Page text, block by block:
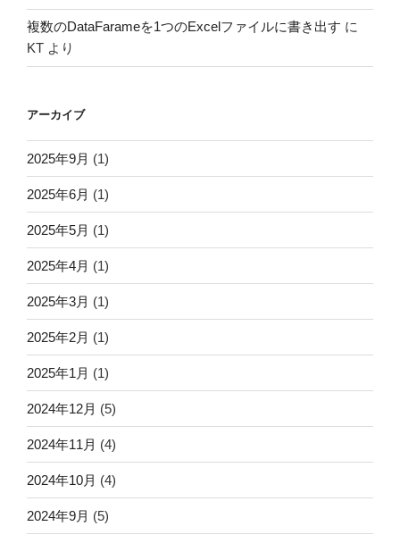
複数のDataFarameを1つのExcelファイルに書き出す に
KT より
アーカイブ
2025年9月 (1)
2025年6月 (1)
2025年5月 (1)
2025年4月 (1)
2025年3月 (1)
2025年2月 (1)
2025年1月 (1)
2024年12月 (5)
2024年11月 (4)
2024年10月 (4)
2024年9月 (5)